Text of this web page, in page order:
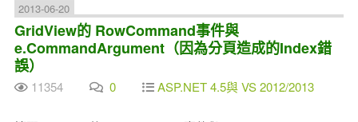
2013-06-20
GridView的 RowCommand事件與
e.CommandArgument（因為分頁造成的Index錯
誤）
11354 0 ASP.NET 4.5與 VS 2012/2013